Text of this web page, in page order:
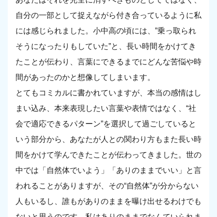
自分の一部として捉えながら付き合っているように私
には感じられました。小中高の頃には、”乗っ取られ
そうになったりもしていた”と、長い時間をかけてき
たことが伝わり、言葉にできるまでにどんな苦悩や時
間があったのかと想像してしまいます。
とてもコミカルに書かれていますが、本当の感情はし
まい込み、本来表現したい言葉や表情ではなく、“社
会で適応できるパターン”を選択して過ごしていると
いう部分から、あなたが人との関わり方もまた長い時
間をかけて学んできたことが伝わってきました。世の
中では「自然体でいよう」「ありのままでいい」と言
われることがありますが、その“自然体”が分からない
人もいるし、誰もがありのままを曝け出せるわけでも